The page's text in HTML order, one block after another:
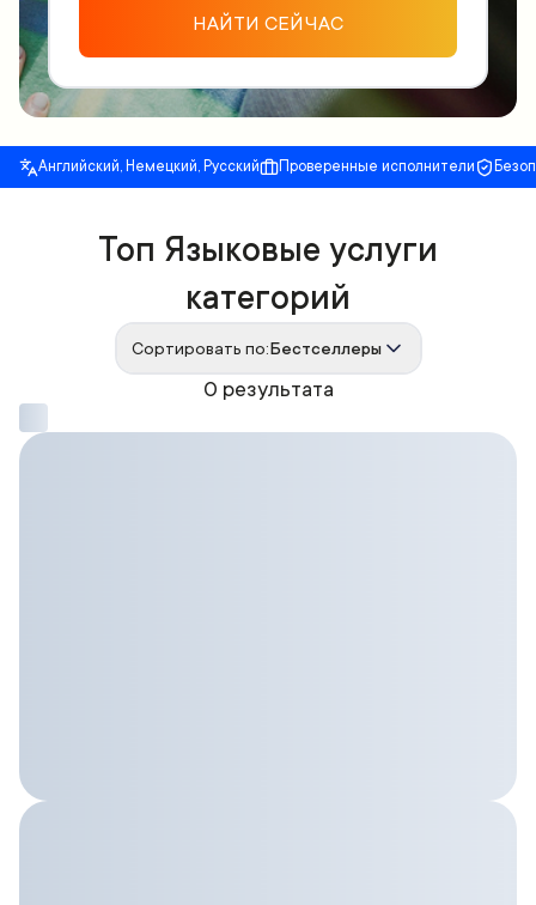
НАЙТИ СЕЙЧАС
Английский, Немецкий, Русский Проверенные исполнители
0 результата
Топ Языковые услуги
категорий
Сортировать по:Бестселлеры